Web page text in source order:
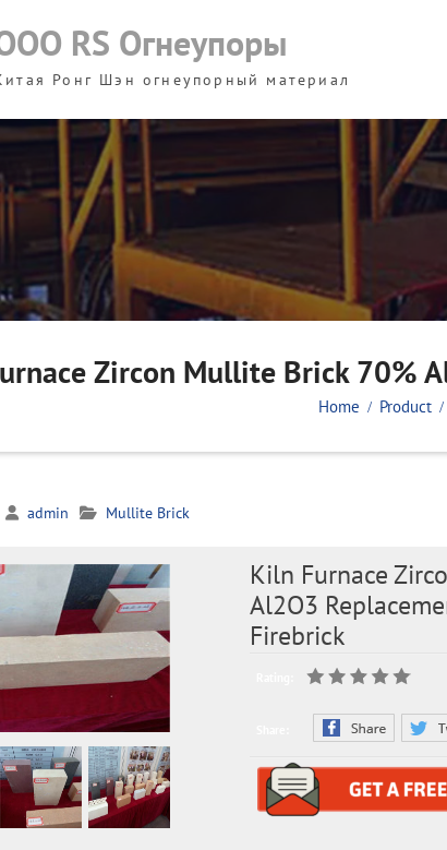
RS Огнеупоры
Ронг Шэн огнеупорный материал
Zircon Mullite Brick 70%
Home Product
admin Mullite Brick
Kiln Furnace
Al2O3
Firebrick